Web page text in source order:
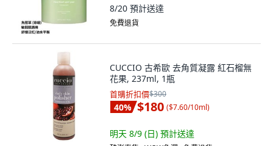
8/20 預計送達
免費退貨
CUCCIO 古希歐 去角質凝露 紅石榴無
花果, 237ml, 1瓶
首購折扣價$300
40% $180 ($7.60/10ml)
明天 8/9 (日) 預計送達